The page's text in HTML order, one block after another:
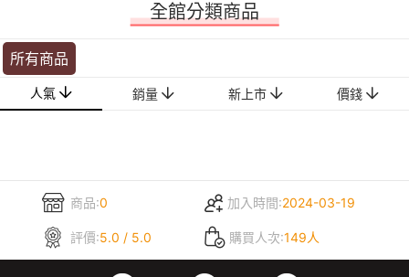
全館分類商品
所有商品
人氣 銷量 新上市 價錢
商品:0 加入時間:2024-03-19
評價:5.0 / 5.0 購買人次:149人